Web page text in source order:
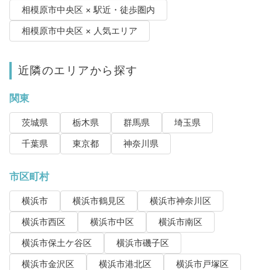
相模原市中央区 × 駅近・徒歩圏内
相模原市中央区 × 人気エリア
近隣のエリアから探す
関東
茨城県 栃木県 群馬県
埼玉県
千葉県
東京都 神奈川県
市区町村
横浜市 横浜市鶴見区
横浜市神奈川区
横浜市西区
横浜市中区
横浜市南区
横浜市保土ケ谷区
横浜市磯子区
横浜市金沢区
横浜市港北区
横浜市戸塚区